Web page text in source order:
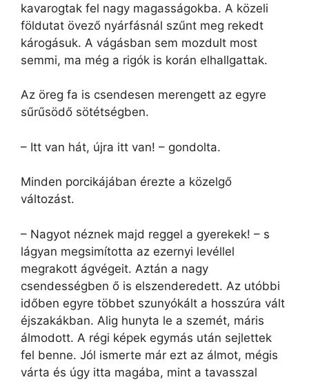
kavarogtak fel nagy magasságokba. A közeli
földutat övező nyárfásnál szűnt meg rekedt
károgásuk. A vágásban sem mozdult most
semmi, ma még a rigók is korán elhallgattak.
Az öreg fa is csendesen merengett az egyre
sűrűsödő sötétségben.
– Itt van hát, újra itt van! – gondolta.
Minden porcikájában érezte a közelgő
változást.
– Nagyot néznek majd reggel a gyerekek! – s
lágyan megsimította az ezernyi levéllel
megrakott ágvégeit. Aztán a nagy
csendességben ő is elszenderedett. Az utóbbi
időben egyre többet szunyókált a hosszúra vált
éjszakákban. Alig hunyta le a szemét, máris
álmodott. A régi képek egymás után sejlettek
fel benne. Jól ismerte már ezt az álmot, mégis
várta és úgy itta magába, mint a tavasszal